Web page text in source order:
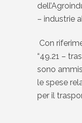
– industrie
Con
“49.21 –
sono
le spese
per il